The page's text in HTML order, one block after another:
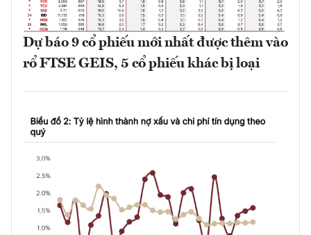
Dự báo 9 cổ phiếu mới nhất được thêm vào
rổ FTSE GEIS, 5 cổ phiếu khác bị loại